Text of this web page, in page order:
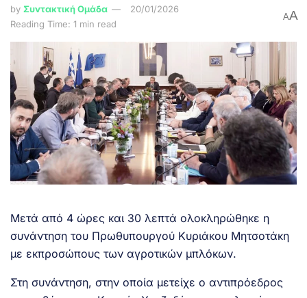
by Συντακτική Ομάδα
20/01/2026
Reading Time: 1 min read
AA
Μετά από 4 ώρες και 30 λεπτά ολοκληρώθηκε η
συνάντηση του Πρωθυπουργού Κυριάκου Μητσοτάκη
με εκπροσώπους των αγροτικών μπλόκων.
Στη συνάντηση, στην οποία μετείχε ο αντιπρόεδρος